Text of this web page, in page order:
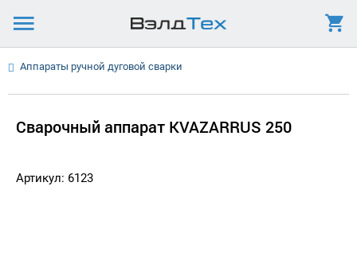
Аппараты ручной дуговой сварки
Сварочный аппарат KVAZARRUS 250
Артикул: 6123